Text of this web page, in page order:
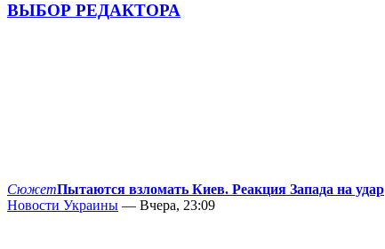
ВЫБОР РЕДАКТОРА
СюжетПытаются взломать Киев. Реакция Запада на удар
Новости Украины — Вчера, 23:09